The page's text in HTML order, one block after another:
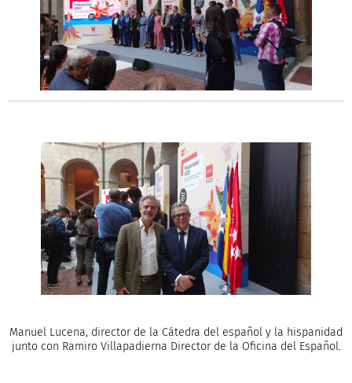
Manuel Lucena, director de la Cátedra del español y la hispanidad
junto con Ramiro Villapadierna Director de la Oficina del Español.